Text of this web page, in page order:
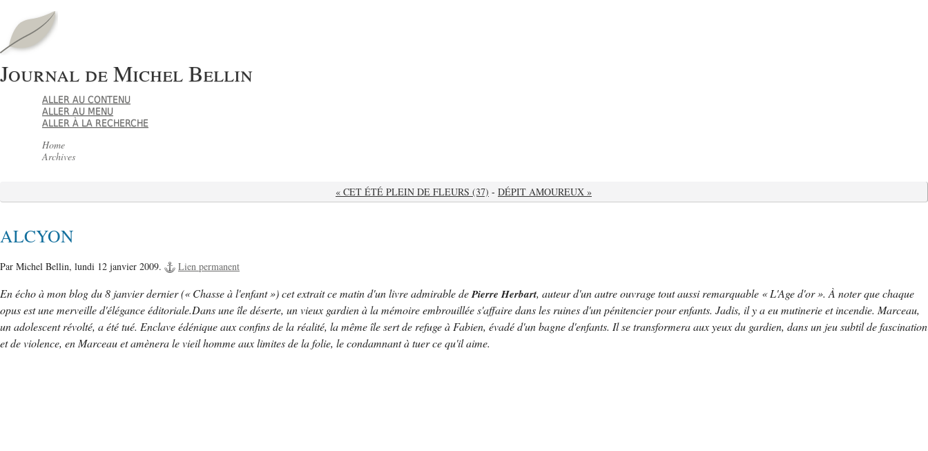
Journal de Michel Bellin
ALLER AU CONTENU
ALLER AU MENU
ALLER À LA RECHERCHE
Home
Archives
« CET ÉTÉ PLEIN DE FLEURS (37) - DÉPIT AMOUREUX »
ALCYON
Par Michel Bellin, lundi 12 janvier 2009. Lien permanent
En écho à mon blog du 8 janvier dernier (« Chasse à l'enfant ») cet extrait ce matin d'un livre admirable dePierre Herbart, auteur d'un autre ouvrage tout aussi remarquable « L'Age d'or ». À noter que chaque
opus est une merveille d'élégance éditoriale.Dans une île déserte, un vieux gardien à la mémoire embrouillée s'affaire dans les ruines d'un pénitencier pour enfants. Jadis, il y a eu mutinerie et incendie. Marceau,
un adolescent révolté, a été tué. Enclave édénique aux confins de la réalité, la même île sert de refuge à Fabien, évadé d'un bagne d'enfants. Il se transformera aux yeux du gardien, dans un jeu subtil de fascination
et de violence, en Marceau et amènera le vieil homme aux limites de la folie, le condamnant à tuer ce qu'il aime.